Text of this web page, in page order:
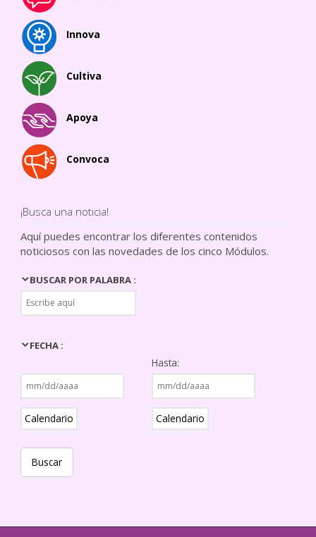
Innova
Cultiva
Apoya
Convoca
¡Busca una noticia!
Aquí puedes encontrar los diferentes contenidos
noticiosos con las novedades de los cinco Módulos.
BUSCAR POR PALABRA :
FECHA :
Calendario
Hasta:
Calendario
Buscar